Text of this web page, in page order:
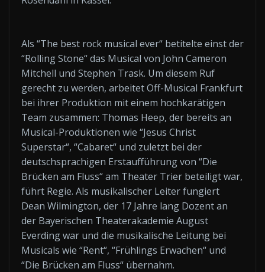
Als “The best rock musical ever“ betitelte einst der
“Rolling Stone“ das Musical von John Cameron
Mitchell und Stephen Trask. Um diesem Ruf
gerecht zu werden, arbeitet Off-Musical Frankfurt
bei ihrer Produktion mit einem hochkarätigen
Team zusammen: Thomas Heep, der bereits an
Musical-Produktionen wie “Jesus Christ
Superstar“, “Cabaret“ und zuletzt bei der
deutschsprachigen Erstaufführung von “Die
Brücken am Fluss“ am Theater Trier beteiligt war,
führt Regie. Als musikalischer Leiter fungiert
Dean Wilmington, der 17 Jahre lang Dozent an
der Bayerischen Theaterakademie August
Everding war und die musikalische Leitung bei
Musicals wie “Rent“, “Frühlings Erwachen“ und
“Die Brücken am Fluss“ übernahm.